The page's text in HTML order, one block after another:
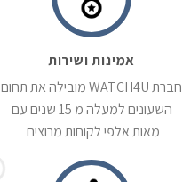
אמינות ושירות
חברת WATCH4U מובילה את תחום
השעונים למעלה מ 15 שנים עם
מאות אלפי לקוחות מרוצים